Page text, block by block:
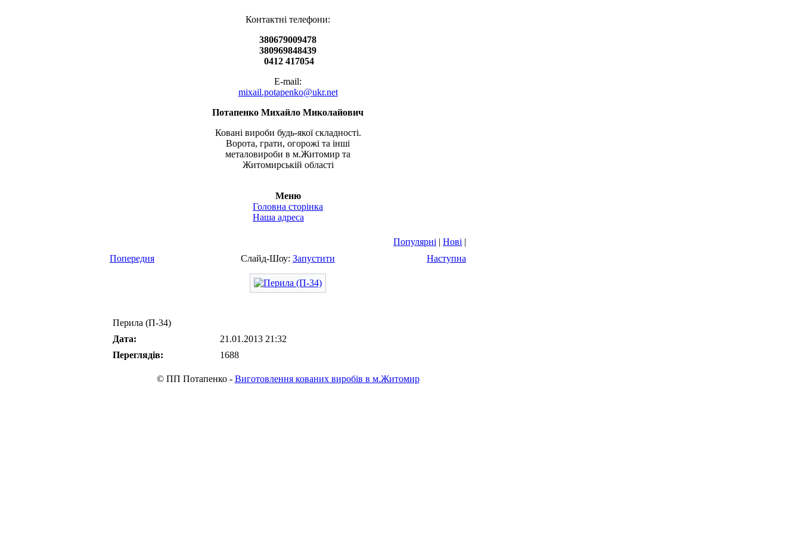
Контактні телефони:
380679009478
380969848439
0412 417054
E-mail:
mixail.potapenko@ukr.net
Потапенко Михайло Миколайович
Ковані вироби будь-якої складності.
Ворота, грати, огорожі та інші
металовироби в м.Житомир та
Житомирській області
Меню
Головна сторінка
Наша адреса
Популярні | Нові |
Попередня
Слайд-Шоу: Запустити Наступна
Перила (П-34)
Дата:
21.01.2013 21:32
Переглядів:
1688
© ПП Потапенко - Виготовлення кованих виробів в м.Житомир